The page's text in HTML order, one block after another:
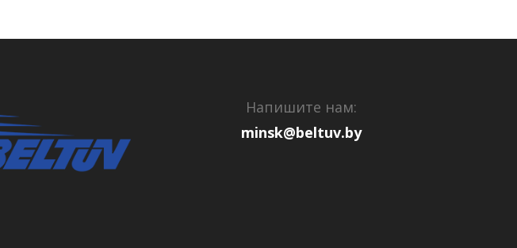
Напишите нам:
minsk@beltuv.by